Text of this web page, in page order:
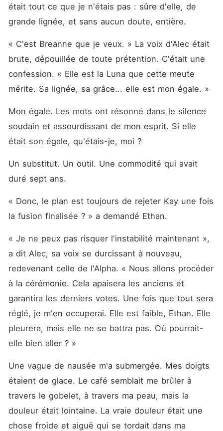
était tout ce que je n'étais pas : sûre d'elle, de
grande lignée, et sans aucun doute, entière.
« C'est Breanne que je veux. » La voix d'Alec était
brute, dépouillée de toute prétention. C'était une
confession. « Elle est la Luna que cette meute
mérite. Sa lignée, sa grâce... elle est mon égale. »
Mon égale. Les mots ont résonné dans le silence
soudain et assourdissant de mon esprit. Si elle
était son égale, qu'étais-je, moi ?
Un substitut. Un outil. Une commodité qui avait
duré sept ans.
« Donc, le plan est toujours de rejeter Kay une fois
la fusion finalisée ? » a demandé Ethan.
« Je ne peux pas risquer l'instabilité maintenant »,
a dit Alec, sa voix se durcissant à nouveau,
redevenant celle de l'Alpha. « Nous allons procéder
à la cérémonie. Cela apaisera les anciens et
garantira les derniers votes. Une fois que tout sera
réglé, je m'en occuperai. Elle est faible, Ethan. Elle
pleurera, mais elle ne se battra pas. Où pourrait-
elle bien aller ? »
Une vague de nausée m'a submergée. Mes doigts
étaient de glace. Le café semblait me brûler à
travers le gobelet, à travers ma peau, mais la
douleur était lointaine. La vraie douleur était une
chose froide et aiguë qui se tordait dans ma